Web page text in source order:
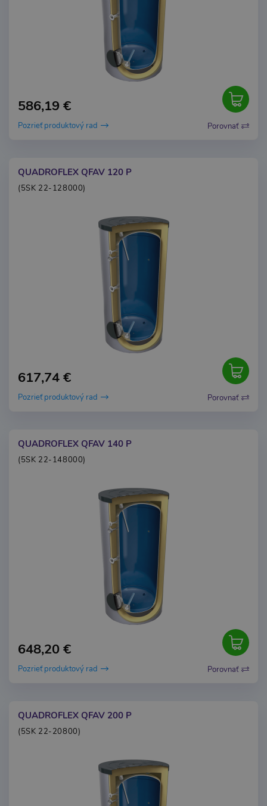
586,19 €
Pozrieť produktový rad Porovnať
QUADROFLEX QFAV 120 P
(5SK 22-128000)
617,74 €
Pozrieť produktový rad Porovnať
QUADROFLEX QFAV 140 P
(5SK 22-148000)
648,20 €
Pozrieť produktový rad Porovnať
QUADROFLEX QFAV 200 P
(5SK 22-20800)